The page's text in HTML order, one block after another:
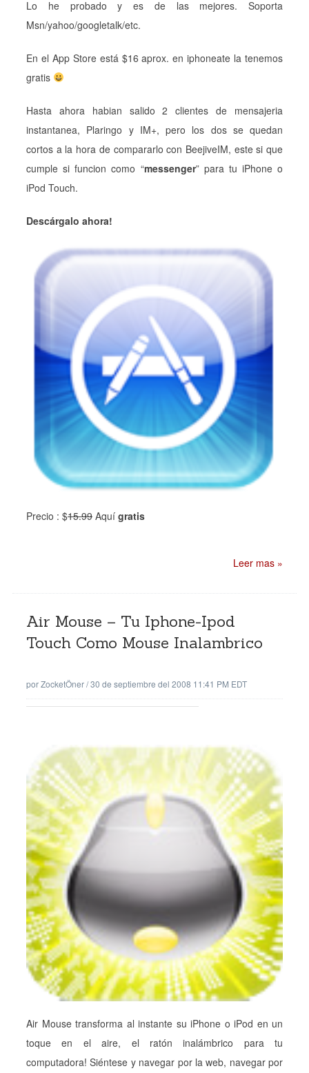
Lo he probado y es de las mejores. Soporta
Msn/yahoo/googletalk/etc.
En el App Store está $16 aprox. en iphoneate la tenemos
gratis
Hasta ahora habian salido 2 clientes de mensajeria
instantanea, Plaringo y IM+, pero los dos se quedan
cortos a la hora de compararlo con BeejiveIM, este si que
cumple si funcion como “messenger” para tu iPhone o
iPod Touch.
Descárgalo ahora!
Precio : $15.99 Aquí gratis
Leer mas »
Air Mouse – Tu Iphone-Ipod
Touch Como Mouse Inalambrico
porZocketÖner/30 de septiembre del 2008 11:41 PM EDT
Air Mouse transforma al instante su iPhone o iPod en un
toque en el aire, el ratón inalámbrico para tu
computadora! Siéntese y navegar por la web, navegar por